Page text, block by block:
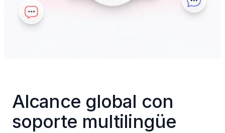
Alcance global con
soporte multilingüe